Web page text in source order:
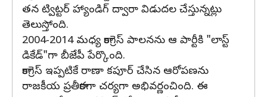
తన ట్విట్టర్ హ్యాండిగ్ ద్వారా విడుదల చేస్తున్నట్లు
తెలుస్తోంది.
2004-2014 మధ్య కాంగ్రెస్ పాలనను ఆ పార్టీకి "లాస్ట్
డికేడ్"గా బీజేపీ పేర్కొంది.
కాంగ్రెస్ ఇప్పటికే రాణా కపూర్ చేసిన ఆరోపణను
రాజకీయ ప్రతీకారగా చర్యగా అభివర్ణంచింది. ఈ